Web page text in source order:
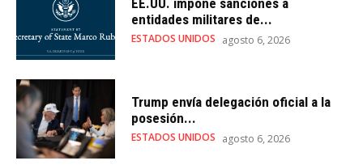
entidades militares de...
ESTADOS UNIDOS agosto 6, 2026
Trump envía delegación oficial a la
posesión...
ESTADOS UNIDOS agosto 6, 2026